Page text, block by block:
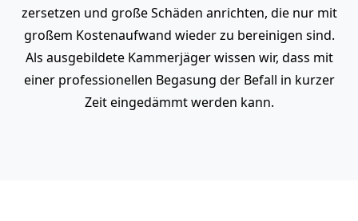
zersetzen und große Schäden anrichten, die nur mit
großem Kostenaufwand wieder zu bereinigen sind.
Als ausgebildete Kammerjäger wissen wir, dass mit
einer professionellen Begasung der Befall in kurzer
Zeit eingedämmt werden kann.